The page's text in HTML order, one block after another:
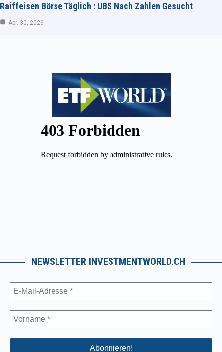
Raiffeisen Börse Täglich : UBS Nach Zahlen Gesucht
Apr. 30, 2026
NEWSLETTER INVESTMENTWORLD.CH